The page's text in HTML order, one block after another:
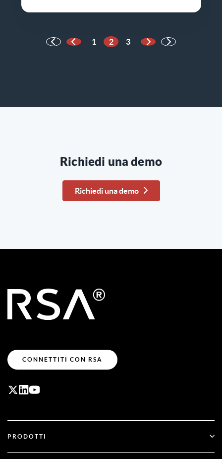
Pagina precedente
1 2 3
Pagina successiva
Richiedi una demo
Richiedi una demo
CONNETTITI CON RSA
PRODOTTI